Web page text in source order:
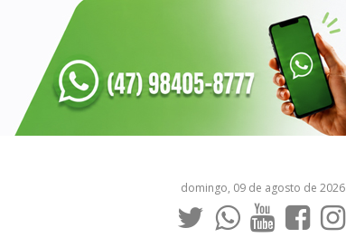
domingo, 09 de agosto de 2026